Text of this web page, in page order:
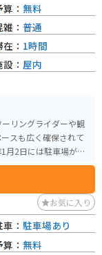
リングライダーや観
スも広く確保されて
月2日には駐車場がバ
料理が楽しめます。特
たくなる美味しさで
ごとに変わる風景も
えます。この時期は
： 無料
： 普通
： 1時間
： 屋内
お気に入り
： 駐車場あり
： 無料